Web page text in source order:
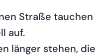
Straße tauchen
auf.
länger stehen, die